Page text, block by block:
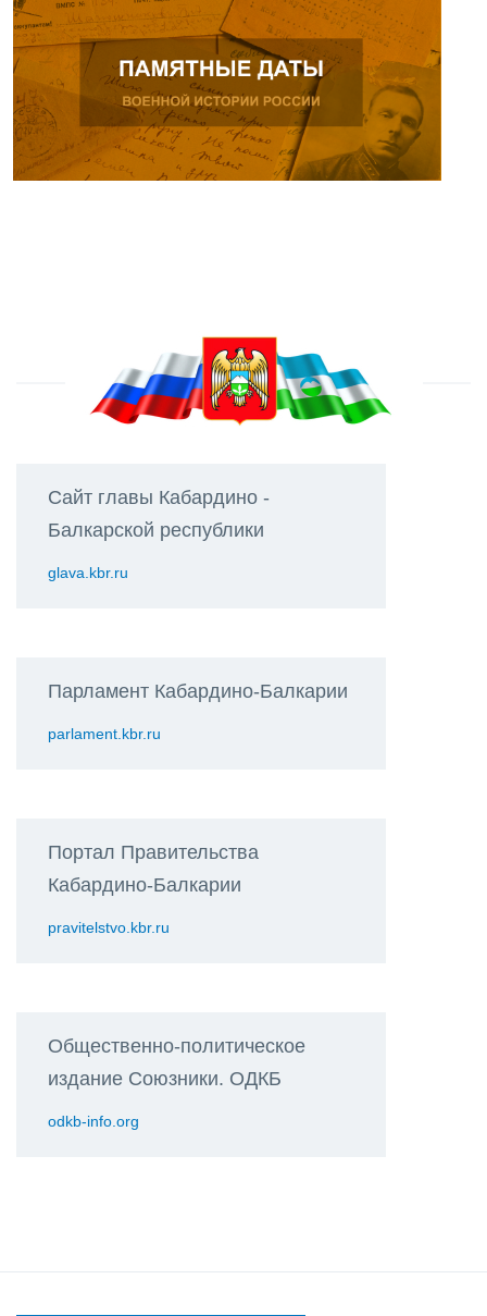
Сайт главы Кабардино -
Балкарской республики
glava.kbr.ru
Парламент Кабардино-Балкарии
parlament.kbr.ru
Портал Правительства
Кабардино-Балкарии
pravitelstvo.kbr.ru
Общественно-политическое
издание Союзники. ОДКБ
odkb-info.org